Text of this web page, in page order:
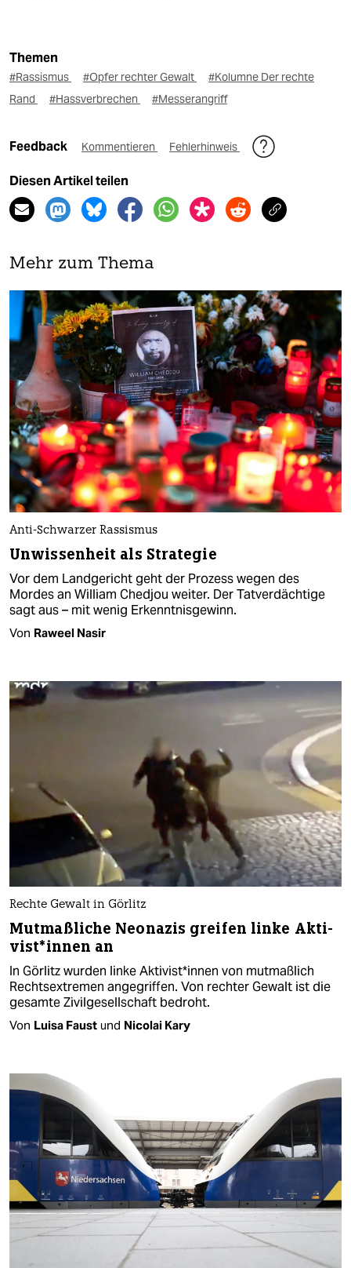
Themen
#Rassismus #Opfer rechter Gewalt
#Kolumne Der rechte
Rand
#Hassverbrechen #Messerangriff
Feedback Kommentieren Fehlerhinweis
Diesen Artikel teilen
Mehr zum Thema
Anti-Schwarzer Rassismus
Unwissenheit als Strategie
Vor dem Landgericht geht der Prozess wegen des
Mordes an William Chedjou weiter. Der Tatverdächtige
sagt aus – mit wenig Erkenntnisgewinn.
Von Raweel Nasir
Rechte Gewalt in Görlitz
Mutmaßliche Neonazis greifen linke Ak­ti­
vis­t*in­nen an
In Görlitz wurden linke Ak­ti­vis­t*in­nen von mutmaßlich
Rechtsextremen angegriffen. Von rechter Gewalt ist die
gesamte Zivilgesellschaft bedroht.
Von Luisa Faust und Nicolai Kary